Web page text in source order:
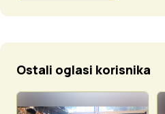
Ostali oglasi korisnika